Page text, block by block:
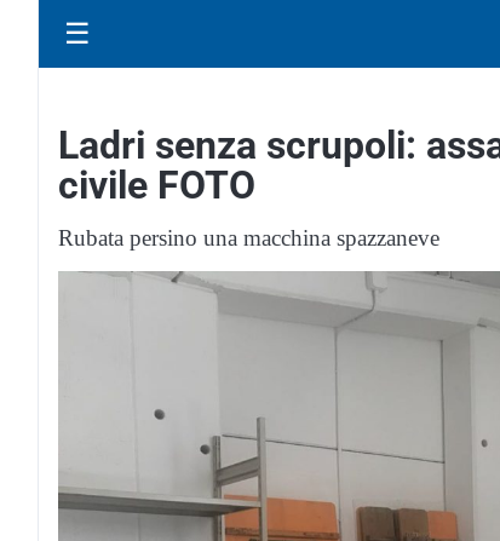
☰
Ladri senza scrupoli:
civile FOTO
Rubata persino una macchina spazzaneve